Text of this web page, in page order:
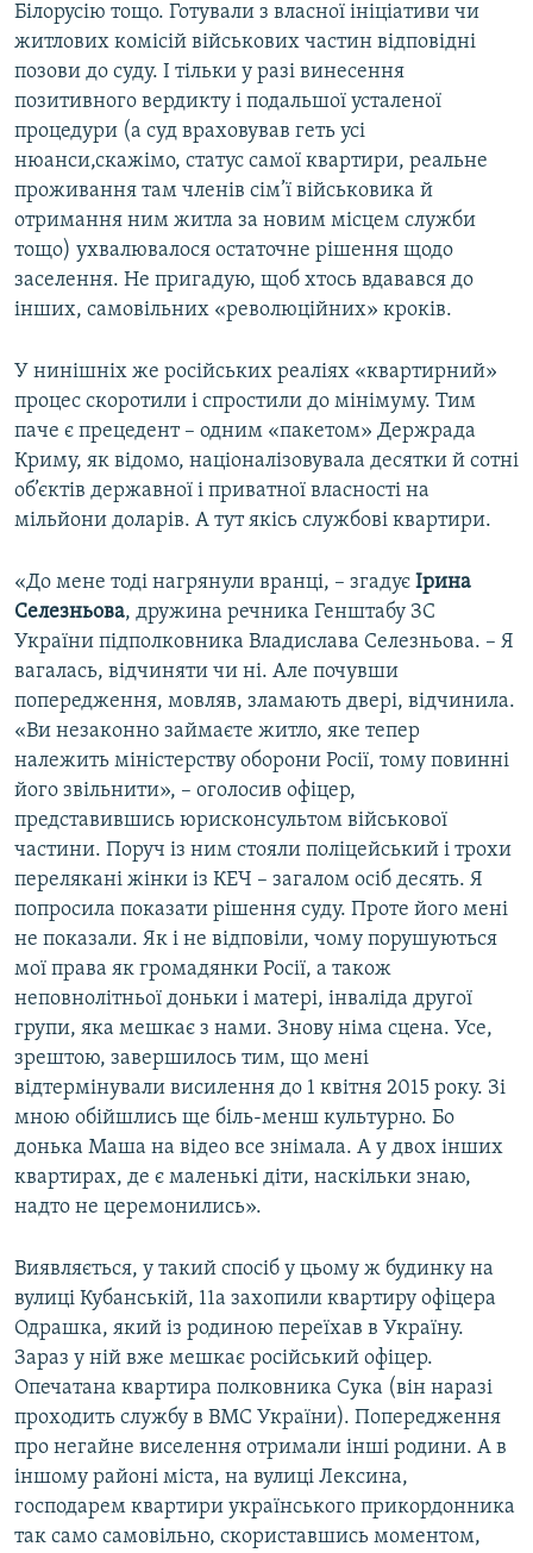
Білорусію тощо. Готували з власної ініціативи чи
житлових комісій військових частин відповідні
позови до суду. І тільки у разі винесення
позитивного вердикту і подальшої усталеної
процедури (а суд враховував геть усі
нюанси,скажімо, статус самої квартири, реальне
проживання там членів сім’ї військовика й
отримання ним житла за новим місцем служби
тощо) ухвалювалося остаточне рішення щодо
заселення. Не пригадую, щоб хтось вдавався до
інших, самовільних «революційних» кроків.
У нинішніх же російських реаліях «квартирний»
процес скоротили і спростили до мінімуму. Тим
паче є прецедент – одним «пакетом» Держрада
Криму, як відомо, націоналізовувала десятки й сотні
об’єктів державної і приватної власності на
мільйони доларів. А тут якісь службові квартири.
«До мене тоді нагрянули вранці, – згадує Ірина
Селезньова, дружина речника Генштабу ЗС
України підполковника Владислава Селезньова. – Я
вагалась, відчиняти чи ні. Але почувши
попередження, мовляв, зламають двері, відчинила.
«Ви незаконно займаєте житло, яке тепер
належить міністерству оборони Росії, тому повинні
його звільнити», – оголосив офіцер,
представившись юрисконсультом військової
частини. Поруч із ним стояли поліцейський і трохи
перелякані жінки із КЕЧ – загалом осіб десять. Я
попросила показати рішення суду. Проте його мені
не показали. Як і не відповіли, чому порушуються
мої права як громадянки Росії, а також
неповнолітньої доньки і матері, інваліда другої
групи, яка мешкає з нами. Знову німа сцена. Усе,
зрештою, завершилось тим, що мені
відтермінували висилення до 1 квітня 2015 року. Зі
мною обійшлись ще біль-менш культурно. Бо
донька Маша на відео все знімала. А у двох інших
квартирах, де є маленькі діти, наскільки знаю,
надто не церемонились».
Виявляється, у такий спосіб у цьому ж будинку на
вулиці Кубанській, 11а захопили квартиру офіцера
Одрашка, який із родиною переїхав в Україну.
Зараз у ній вже мешкає російський офіцер.
Опечатана квартира полковника Сука (він наразі
проходить службу в ВМС України). Попередження
про негайне виселення отримали інші родини. А в
іншому районі міста, на вулиці Лексина,
господарем квартири українського прикордонника
так само самовільно, скориставшись моментом,